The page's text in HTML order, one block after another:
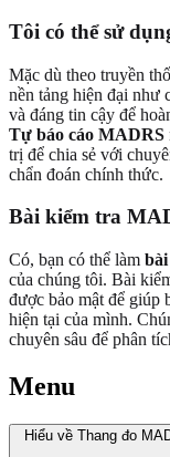
Tôi có thể sử
Mặc dù theo truyền
nền tảng hiện đại như
và đáng tin cậy để
Tự báo cáo MADRS
trị để chia sẻ với
chẩn đoán chính thức.
Bài kiểm tra
Có, bạn có thể làm
của chúng tôi. Bài
được bảo mật để giúp
hiện tại của mình.
chuyên sâu để phân
Menu
Hiểu về Thang đo